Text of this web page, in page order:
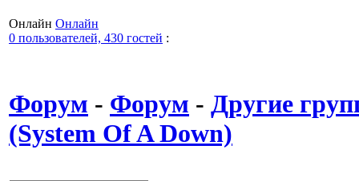
Онлайн Онлайн
0 пользователей, 430 гостей :
Форум - Форум - Другие
(System Of A Down)